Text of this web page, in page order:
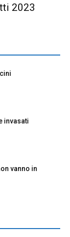
2023
invasati
vanno in